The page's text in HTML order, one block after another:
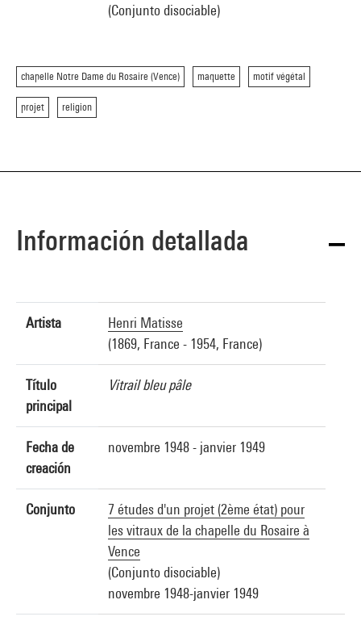
(Conjunto disociable)
chapelle Notre Dame du Rosaire (Vence) maquette motif végétal
projet religion
Información detallada
Artista
Henri Matisse
(1869, France - 1954, France)
Título
principal
Vitrail bleu pâle
Fecha de
creación
novembre 1948 - janvier 1949
Conjunto
7 études d'un projet (2ème état) pour
les vitraux de la chapelle du Rosaire à
Vence
(Conjunto disociable)
novembre 1948-janvier 1949